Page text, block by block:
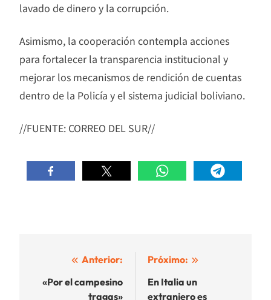
lavado de dinero y la corrupción.
Asimismo, la cooperación contempla acciones
para fortalecer la transparencia institucional y
mejorar los mecanismos de rendición de cuentas
dentro de la Policía y el sistema judicial boliviano.
//FUENTE: CORREO DEL SUR//
Navegación
de
Anterior:
«Por el campesino
tragas»
Próximo:
En Italia un
extranjero es